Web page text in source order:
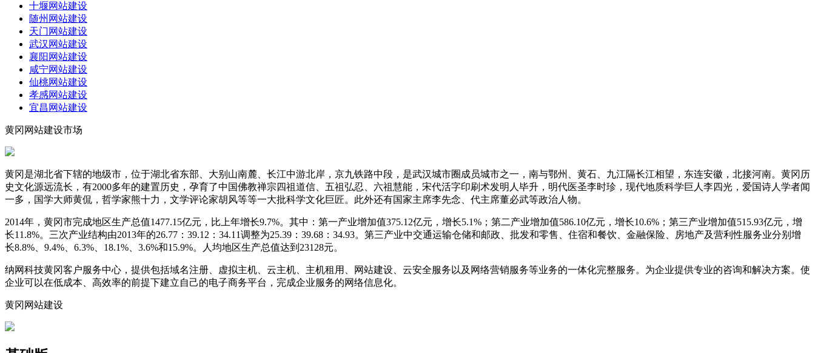
十堰网站建设
随州网站建设
天门网站建设
武汉网站建设
襄阳网站建设
咸宁网站建设
仙桃网站建设
孝感网站建设
宜昌网站建设
黄冈网站建设市场
黄冈是湖北省下辖的地级市，位于湖北省东部、大别山南麓、长江中游北岸，京九铁路中段，是武汉城市圈成员城市之一，南与鄂州、黄石、九江隔长江相望，东连安徽，北接河南。黄冈历
史文化源远流长，有2000多年的建置历史，孕育了中国佛教禅宗四祖道信、五祖弘忍、六祖慧能，宋代活字印刷术发明人毕升，明代医圣李时珍，现代地质科学巨人李四光，爱国诗人学者闻
一多，国学大师黄侃，哲学家熊十力，文学评论家胡风等等一大批科学文化巨匠。此外还有国家主席李先念、代主席董必武等政治人物。
2014年，黄冈市完成地区生产总值1477.15亿元，比上年增长9.7%。其中：第一产业增加值375.12亿元，增长5.1%；第二产业增加值586.10亿元，增长10.6%；第三产业增加值515.93亿元，增
长11.8%。三次产业结构由2013年的26.77：39.12：34.11调整为25.39：39.68：34.93。第三产业中交通运输仓储和邮政、批发和零售、住宿和餐饮、金融保险、房地产及营利性服务业分别增
长8.8%、9.4%、6.3%、18.1%、3.6%和15.9%。人均地区生产总值达到23128元。
纳网科技黄冈客户服务中心，提供包括域名注册、虚拟主机、云主机、主机租用、网站建设、云安全服务以及网络营销服务等业务的一体化完整服务。为企业提供专业的咨询和解决方案。使
企业可以在低成本、高效率的前提下建立自己的电子商务平台，完成企业服务的网络信息化。
黄冈网站建设